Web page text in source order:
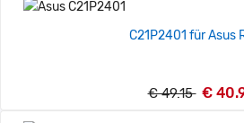
C21P2401 für Asus
€ 49.15 €